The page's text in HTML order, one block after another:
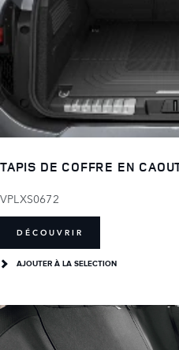
TAPIS DE COFFRE EN
VPLXS0672
DÉCOUVRIR
AJOUTER À LA SELECTION